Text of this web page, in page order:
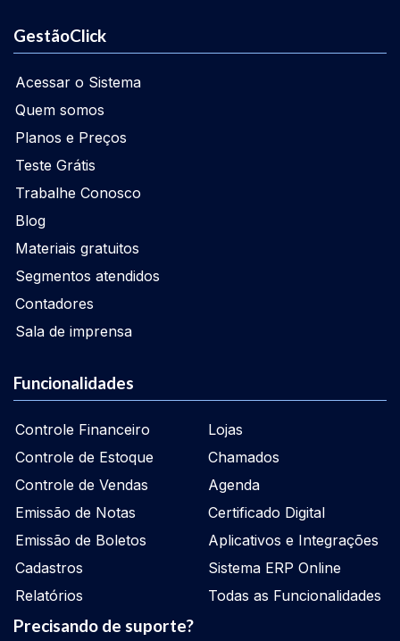
GestãoClick
Acessar o Sistema
Quem somos
Planos e Preços
Teste Grátis
Trabalhe Conosco
Blog
Materiais gratuitos
Segmentos atendidos
Contadores
Sala de imprensa
Funcionalidades
Controle Financeiro
Controle de Estoque
Controle de Vendas
Emissão de Notas
Emissão de Boletos
Cadastros
Relatórios
Lojas
Chamados
Agenda
Certificado Digital
Aplicativos e Integrações
Sistema ERP Online
Todas as Funcionalidades
Precisando de suporte?